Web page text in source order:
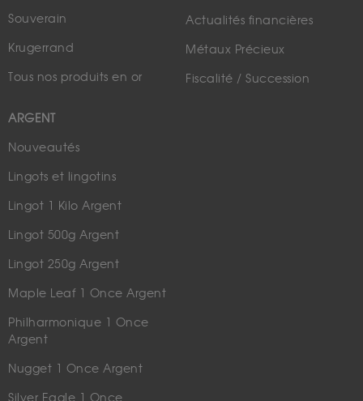
Souverain
Krugerrand
Tous nos produits en or
ARGENT
Nouveautés
Lingots et lingotins
Lingot 1 Kilo Argent
Lingot 500g Argent
Lingot 250g Argent
Maple Leaf 1 Once Argent
Philharmonique 1 Once
Argent
Nugget 1 Once Argent
Actualités financières
Métaux Précieux
Fiscalité / Succession